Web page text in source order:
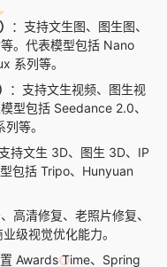
：支持文生图、图生图、
。代表模型包括 Nano
系列等。
：支持文生视频、图生视
型包括 Seedance 2.0、
等。
持文生 3D、图生 3D、IP
包括 Tripo、Hunyuan
高清修复、老照片修复、
级视觉优化能力。
Awards Time、Spring